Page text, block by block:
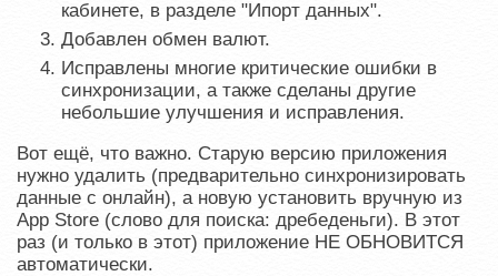
кабинете, в разделе "Ипорт данных".
Добавлен обмен валют.
Исправлены многие критические ошибки в
синхронизации, а также сделаны другие
небольшие улучшения и исправления.
Вот ещё, что важно. Старую версию приложения
нужно удалить (предварительно синхронизировать
данные с онлайн), а новую установить вручную из
App Store (слово для поиска: дребеденьги). В этот
раз (и только в этот) приложение НЕ ОБНОВИТСЯ
автоматически.